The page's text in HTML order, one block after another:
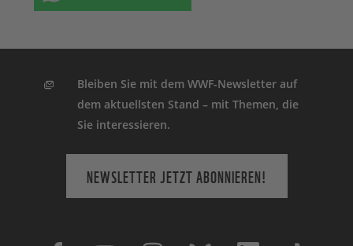
Bleiben Sie mit dem WWF-Newsletter auf
dem aktuellsten Stand – mit Themen, die
Sie interessieren.
NEWSLETTER JETZT ABONNIEREN!